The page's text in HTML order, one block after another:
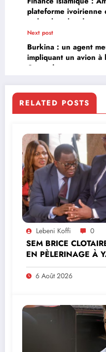
plateforme ivoirienne
sadaqah et les dons
Next post
Burkina : un agent
impliquant un avion à
Ouagadougou
RELATED POSTS
Lebeni Koffi 0
SEM BRICE
EN PÈLERINAGE À
MINISTRE PAULIN
PREND PART À LA
6 Août 2026